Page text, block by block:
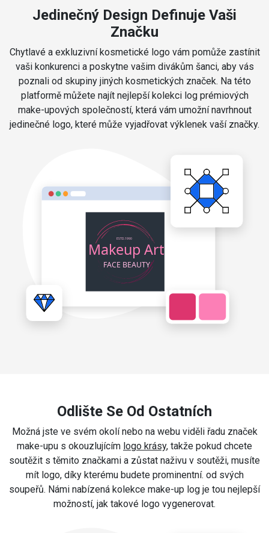
Jedinečný Design Definuje Vaši
Značku
Chytlavé a exkluzivní kosmetické logo vám pomůže zastínit
vaši konkurenci a poskytne vašim divákům šanci, aby vás
poznali od skupiny jiných kosmetických značek. Na této
platformě můžete najít nejlepší kolekci log prémiových
make-upových společností, která vám umožní navrhnout
jedinečné logo, které může vyjadřovat výklenek vaší značky.
Odlište Se Od Ostatních
Možná jste ve svém okolí nebo na webu viděli řadu značek
make-upu s okouzlujícím logo krásy, takže pokud chcete
soutěžit s těmito značkami a zůstat naživu v soutěži, musíte
mít logo, díky kterému budete prominentní. od svých
soupeřů. Námi nabízená kolekce make-up log je tou nejlepší
možností, jak takové logo vygenerovat.